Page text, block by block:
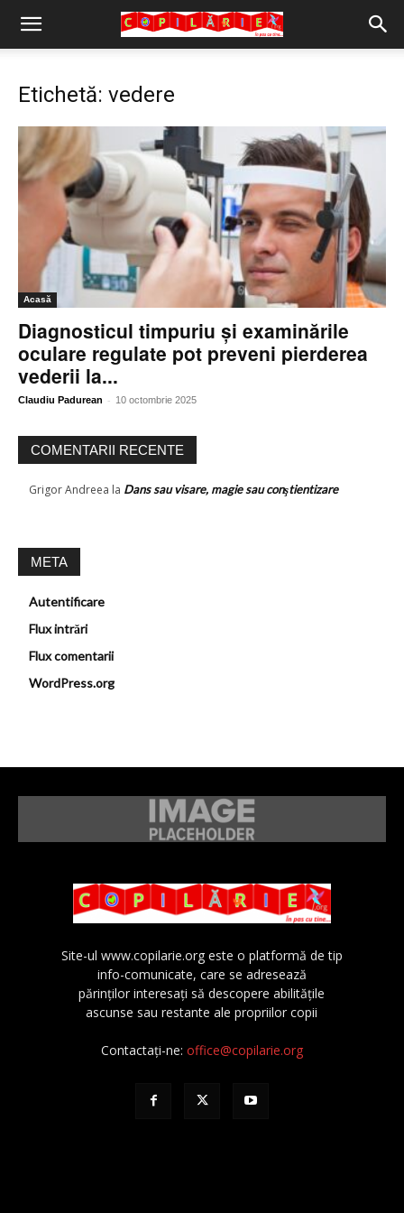
Copilărie.org
Etichetă: vedere
Acasă
Diagnosticul timpuriu și examinările
oculare regulate pot preveni pierderea
vederii la...
Claudiu Padurean - 10 octombrie 2025
COMENTARII RECENTE
Grigor Andreea la Dans sau visare, magie sau conştientizare
META
Autentificare
Flux intrări
Flux comentarii
WordPress.org
Site-ul www.copilarie.org este o platformă de tip
info-comunicate, care se adresează
părinţilor interesaţi să descopere abilităţile
ascunse sau restante ale propriilor copii
Contactați-ne: office@copilarie.org